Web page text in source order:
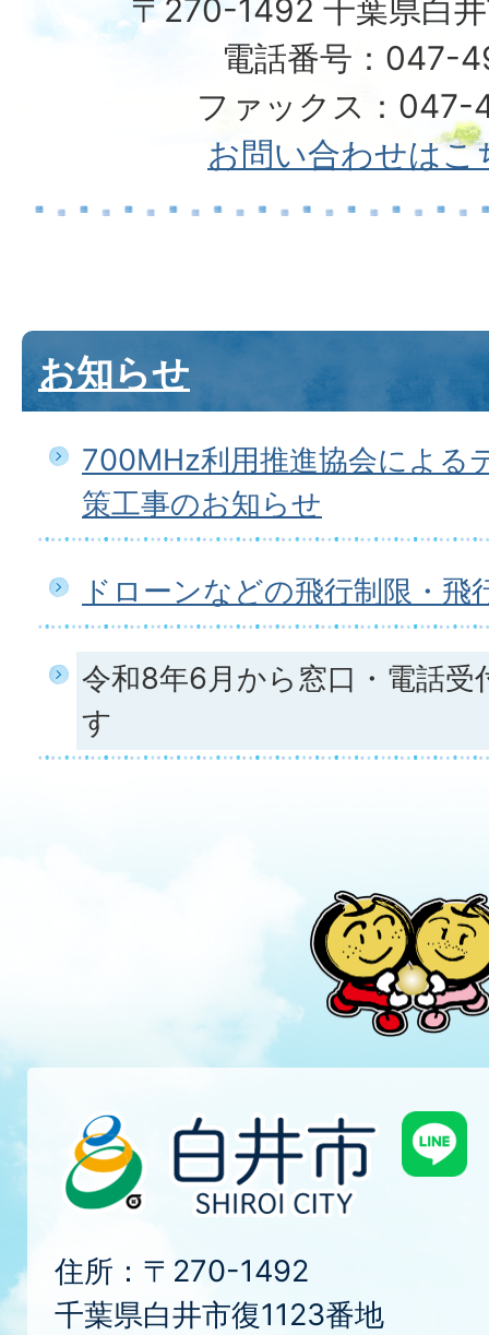
〒270-1492 千葉県白
電話番号：047-
ファックス：047-
お問い合わせはこ
お知らせ
700MHz利用推進協会による
策工事のお知らせ
ドローンなどの飛行制限・飛
令和8年6月から窓口・電話受
す
住所：〒270-1492
千葉県白井市復1123番地